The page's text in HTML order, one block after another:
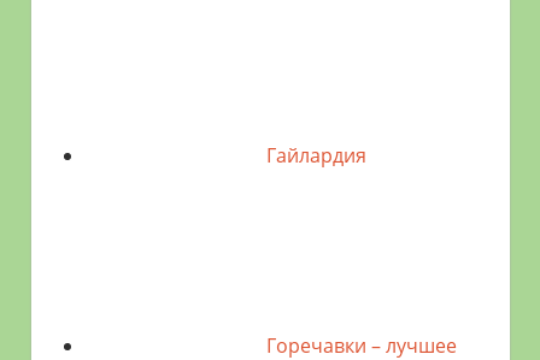
Гайлардия
Горечавки – лучшее